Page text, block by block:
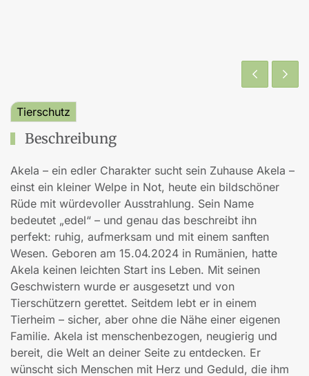
Tierschutz
Beschreibung
Akela – ein edler Charakter sucht sein Zuhause Akela –
einst ein kleiner Welpe in Not, heute ein bildschöner
Rüde mit würdevoller Ausstrahlung. Sein Name
bedeutet „edel“ – und genau das beschreibt ihn
perfekt: ruhig, aufmerksam und mit einem sanften
Wesen. Geboren am 15.04.2024 in Rumänien, hatte
Akela keinen leichten Start ins Leben. Mit seinen
Geschwistern wurde er ausgesetzt und von
Tierschützern gerettet. Seitdem lebt er in einem
Tierheim – sicher, aber ohne die Nähe einer eigenen
Familie. Akela ist menschenbezogen, neugierig und
bereit, die Welt an deiner Seite zu entdecken. Er
wünscht sich Menschen mit Herz und Geduld, die ihm